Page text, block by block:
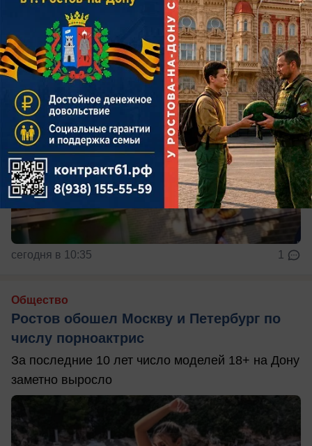
Дальнейшую судьбу заведения решит суд
сегодня в 10:35 1
Общество
Ростов обошел Москву и Петербург по
числу порноактрис
За последние 10 лет число моделей 18+ на Дону
заметно выросло